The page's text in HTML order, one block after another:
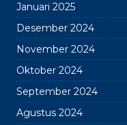
Januari 2025
Desember 2024
November 2024
Oktober 2024
September 2024
Agustus 2024